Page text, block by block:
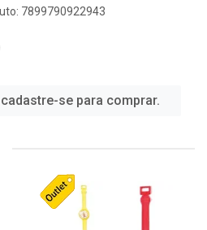
7899790922943
se para comprar.